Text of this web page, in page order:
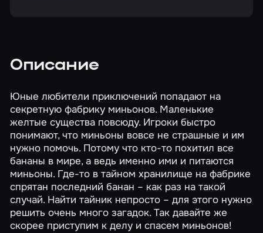
Описание
Юные любители приключений попадают на
секретную фабрику миньонов. Маленькие
желтые существа повсюду. Игроки быстро
понимают, что миньоны вовсе не страшные и им
нужно помочь. Потому что кто-то похитил все
бананы в мире, а ведь именно ими и питаются
миньоны. Где-то в тайном хранилище на фабрике
спрятан последний банан – как раз на такой
случай. Найти тайник непросто – для этого нужно
решить очень много загадок. Так давайте же
скорее приступим к делу и спасем миньонов!